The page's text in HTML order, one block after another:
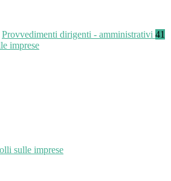
Provvedimenti dirigenti - amministrativi 41
imprese
sulle imprese